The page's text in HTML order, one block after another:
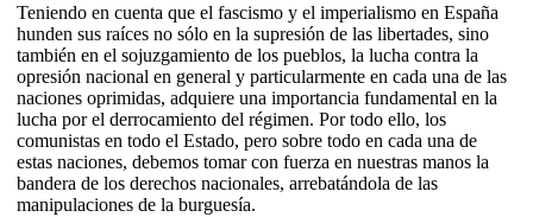
Teniendo en cuenta que el fascismo y el imperialismo en España
hunden sus raíces no sólo en la supresión de las libertades, sino
también en el sojuzgamiento de los pueblos, la lucha contra la
opresión nacional en general y particularmente en cada una de las
naciones oprimidas, adquiere una importancia fundamental en la
lucha por el derrocamiento del régimen. Por todo ello, los
comunistas en todo el Estado, pero sobre todo en cada una de
estas naciones, debemos tomar con fuerza en nuestras manos la
bandera de los derechos nacionales, arrebatándola de las
manipulaciones de la burguesía.